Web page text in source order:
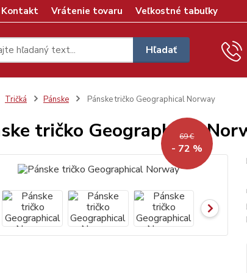
Kontakt Vrátenie tovaru Veľkostné tabuľky
Hľadať
Tričká Pánske Pánske tričko Geographical Norway
tričko Geographical
69 €
- 72 %